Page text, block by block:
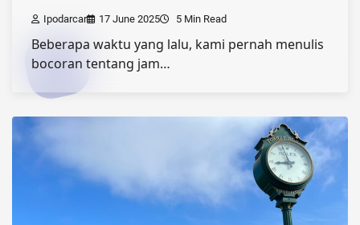
Ipodarcar 17 June 2025 5 Min Read
Beberapa waktu yang lalu, kami pernah menulis
bocoran tentang jam…